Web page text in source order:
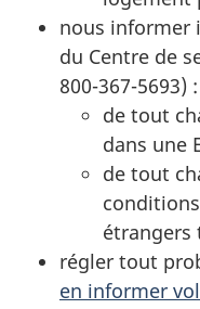
nous informer
du Centre de
800-367-5693) :
de tout
dans une
de tout
étrangers
régler tout
en informer